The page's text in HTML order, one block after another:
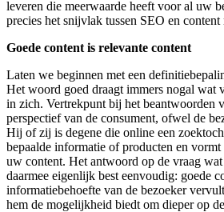
leveren die meerwaarde heeft voor al uw
precies het snijvlak tussen SEO en content
Goede content is relevante content
Laten we beginnen met een
Het woord goed draagt immers nogal wat
in zich. Vertrekpunt bij het beantwoorden
perspectief van de consument, ofwel de
Hij of zij is degene die online een
bepaalde informatie of producten en
uw content. Het antwoord op de vraag
daarmee eigenlijk best eenvoudig: goede
informatiebehoefte van de bezoeker
hem de mogelijkheid biedt om dieper op